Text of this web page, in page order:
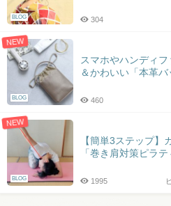
BLOG 304
NEW
BLOG
スマホやハンディ
＆かわいい「本革バ
460
NEW
BLOG
【簡単3ステップ】
「巻き肩対策ピラテ
1995